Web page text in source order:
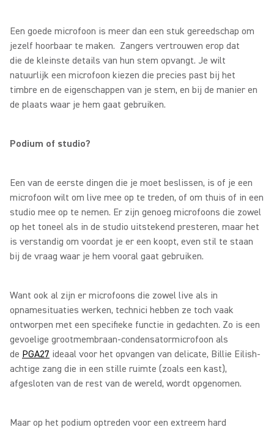
Een goede microfoon is meer dan een stuk gereedschap om
jezelf hoorbaar te maken. Zangers vertrouwen erop dat
die de kleinste details van hun stem opvangt. Je wilt
natuurlijk een microfoon kiezen die precies past bij het
timbre en de eigenschappen van je stem, en bij de manier en
de plaats waar je hem gaat gebruiken.
Podium of studio?
Een van de eerste dingen die je moet beslissen, is of je een
microfoon wilt om live mee op te treden, of om thuis of in een
studio mee op te nemen. Er zijn genoeg microfoons die zowel
op het toneel als in de studio uitstekend presteren, maar het
is verstandig om voordat je er een koopt, even stil te staan
bij de vraag waar je hem vooral gaat gebruiken.
Want ook al zijn er microfoons die zowel live als in
opnamesituaties werken, technici hebben ze toch vaak
ontworpen met een specifieke functie in gedachten. Zo is een
gevoelige grootmembraan-condensatormicrofoon als
de PGA27 ideaal voor het opvangen van delicate, Billie Eilish-
achtige zang die in een stille ruimte (zoals een kast),
afgesloten van de rest van de wereld, wordt opgenomen.
Maar op het podium optreden voor een extreem hard